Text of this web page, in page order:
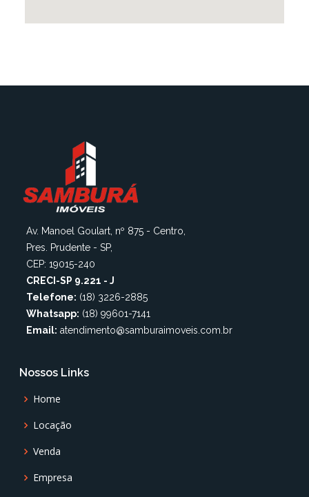
Av. Manoel Goulart, nº 875 - Centro,
Pres. Prudente - SP,
CEP: 19015-240
CRECI-SP 9.221 - J
Telefone: (18) 3226-2885
Whatsapp: (18) 99601-7141
Email: atendimento@samburaimoveis.com.br
Nossos Links
Home
Locação
Venda
Empresa